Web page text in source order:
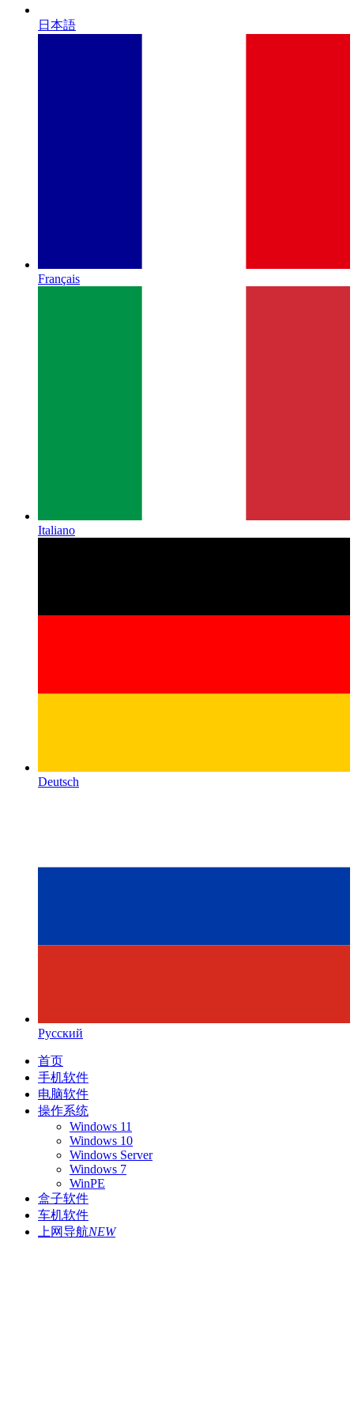
日本語
Français
Italiano
Deutsch
Русский
首页
手机软件
电脑软件
操作系统
Windows 11
Windows 10
Windows Server
Windows 7
WinPE
盒子软件
车机软件
上网导航NEW